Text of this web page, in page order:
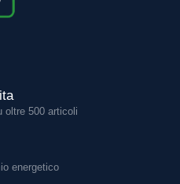
oltre 500 articoli
energetico